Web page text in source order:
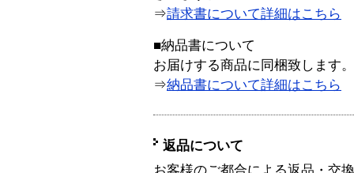
⇒請求書について詳細はこちら
■納品書について
お届けする商品に同梱致します。
⇒納品書について詳細はこちら
返品について